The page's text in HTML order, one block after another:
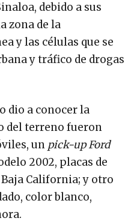
debido a sus
zona de la
y las células que se
y tráfico de drogas
dio a conocer la
del terreno fueron
un pick-up Ford
2002, placas de
California; y otro
color blanco,